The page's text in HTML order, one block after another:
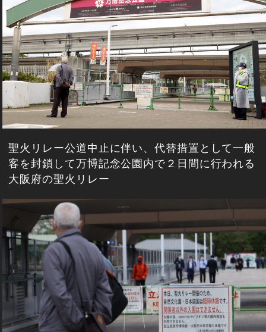
聖火リレー公道中止に伴い、代替措置として一般
客を封鎖して万博記念公園内で２日間に行われる
大阪府の聖火リレー